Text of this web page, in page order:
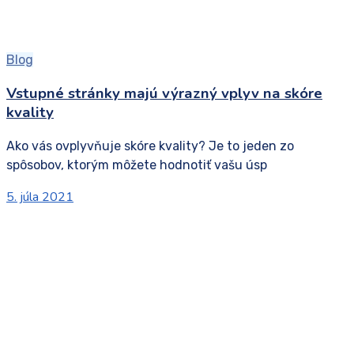
Blog
Vstupné stránky majú výrazný vplyv na skóre
kvality
Ako vás ovplyvňuje skóre kvality? Je to jeden zo
spôsobov, ktorým môžete hodnotiť vašu úsp
5. júla 2021